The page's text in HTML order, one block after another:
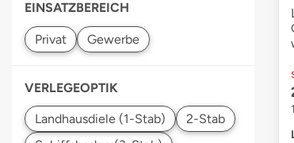
EINSATZBEREICH
VERLEGEOPTIK